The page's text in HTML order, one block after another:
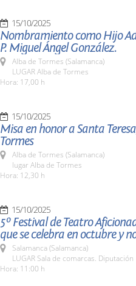
15/10/2025
Nombramiento como Hijo
P. Miguel Ángel González.
Alba de Tormes (Salamanca)
LUGAR Alba de Tormes
Hora: 17,00 h
15/10/2025
Misa en honor a Santa
Tormes
Alba de Tormes (Salamanca)
lugar Alba de Tormes
Hora: 12,30 h
15/10/2025
5º Festival de Teatro
que se celebra en octubre y
Salamanca (Salamanca)
LUGAR Sala de comarcas. Diputación
Hora: 11:00 h